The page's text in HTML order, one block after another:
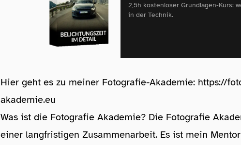
2,5h kostenloser Grundlagen‑Kurs:
in der Technik.
Hier geht es zu meiner Fotografie-Akademie: ⁠⁠⁠⁠⁠⁠⁠⁠https://
akademie.eu⁠⁠⁠⁠⁠⁠⁠⁠
Was ist die Fotografie Akademie? Die Fotografie
einer langfristigen Zusammenarbeit. Es ist mein